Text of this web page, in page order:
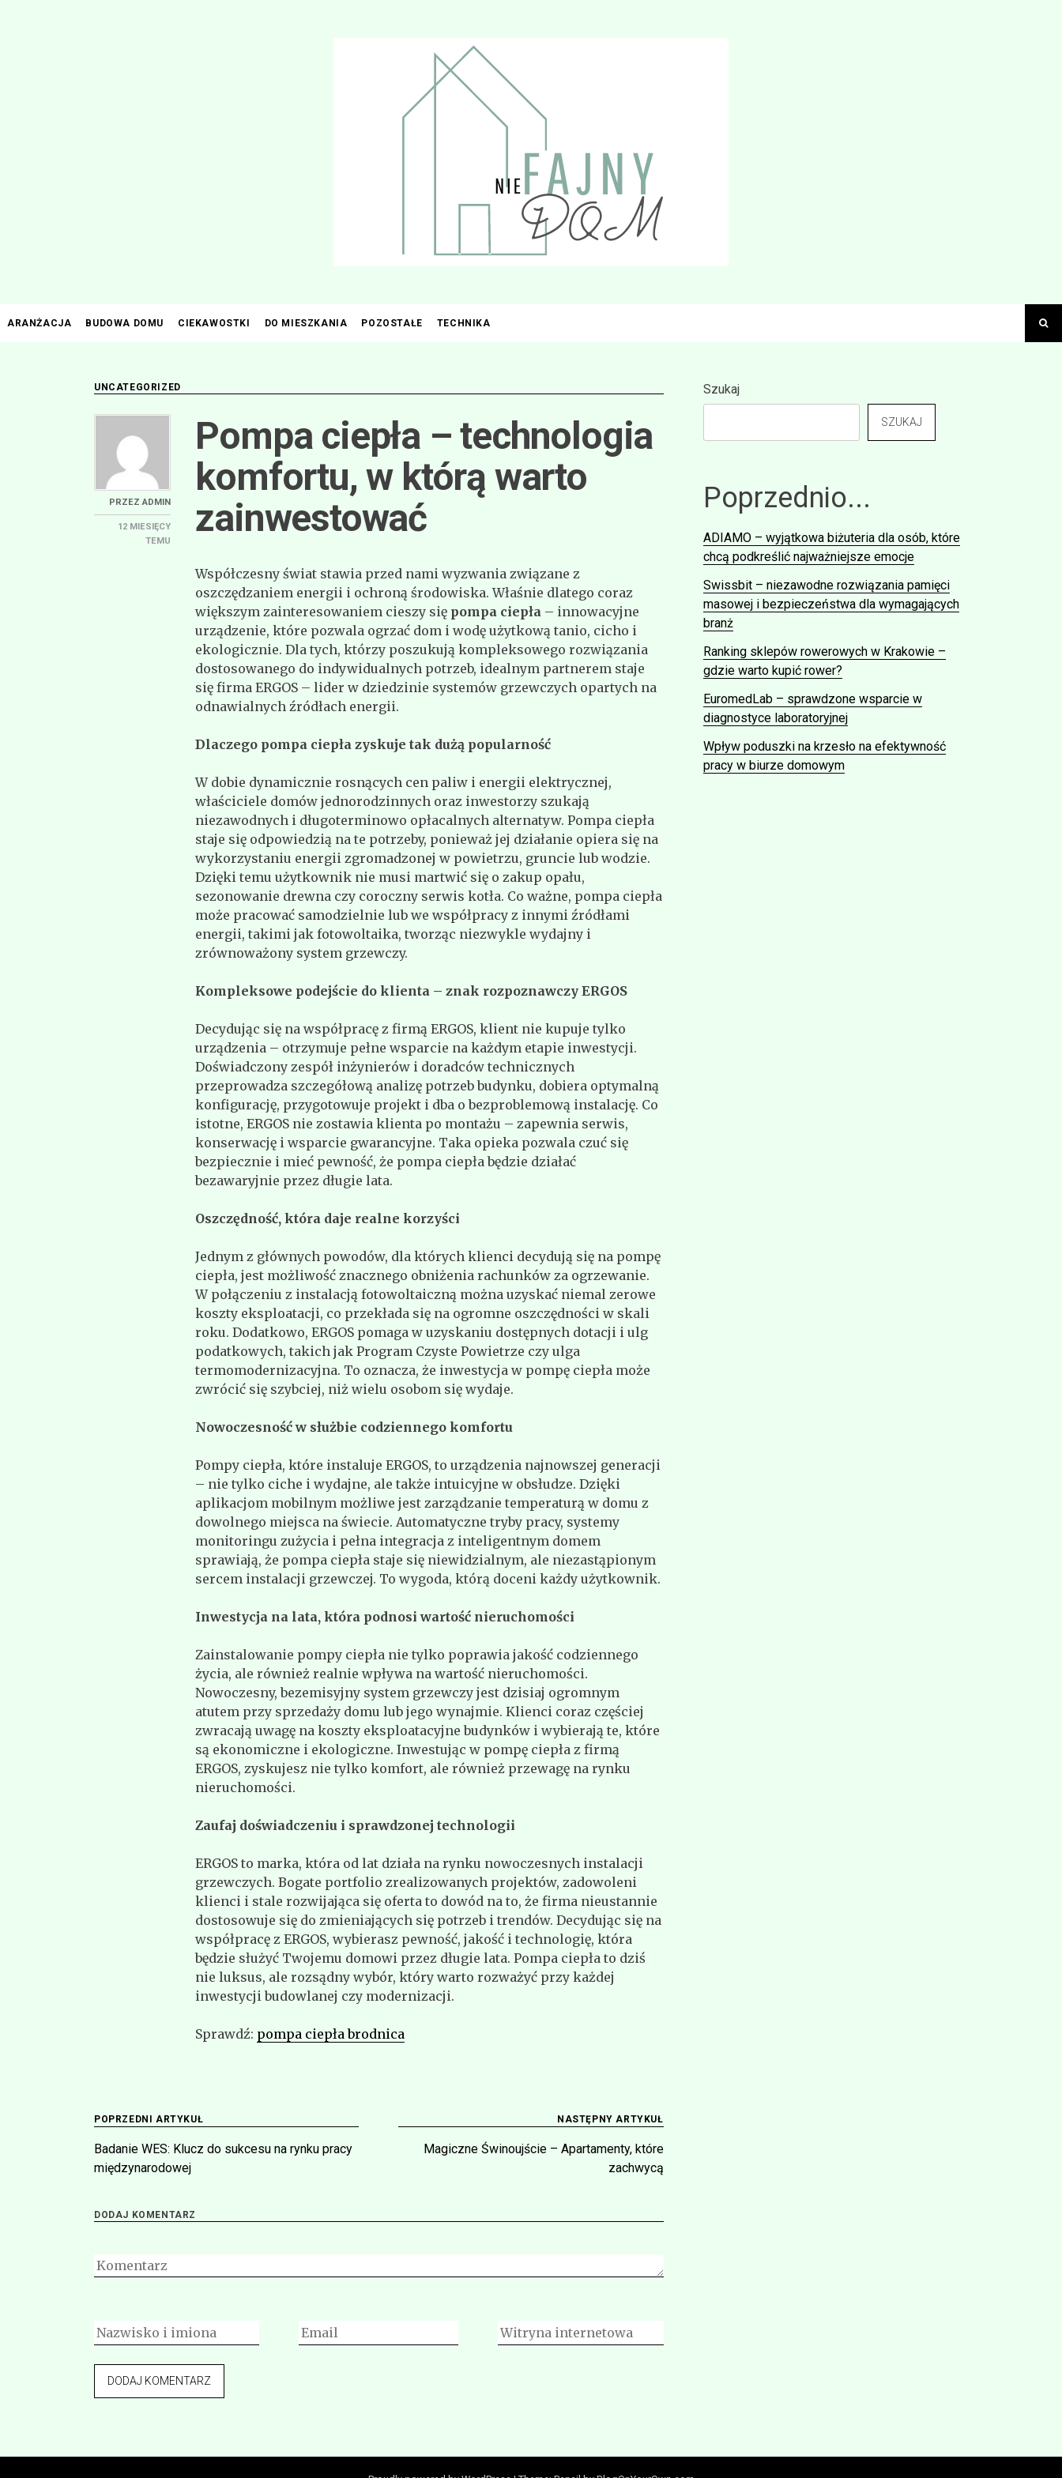
ARANŻACJA BUDOWA DOMU CIEKAWOSTKI DO MIESZKANIA POZOSTAŁE TECHNIKA
UNCATEGORIZED
PRZEZADMIN
12 MIESIĘCY
TEMU
Pompa ciepła – technologia
komfortu, w którą warto
zainwestować
Współczesny świat stawia przed nami wyzwania związane z
oszczędzaniem energii i ochroną środowiska. Właśnie dlatego coraz
większym zainteresowaniem cieszy się pompa ciepła – innowacyjne
urządzenie, które pozwala ogrzać dom i wodę użytkową tanio, cicho i
ekologicznie. Dla tych, którzy poszukują kompleksowego rozwiązania
dostosowanego do indywidualnych potrzeb, idealnym partnerem staje
się firma ERGOS – lider w dziedzinie systemów grzewczych opartych na
odnawialnych źródłach energii.
Dlaczego pompa ciepła zyskuje tak dużą popularność
W dobie dynamicznie rosnących cen paliw i energii elektrycznej,
właściciele domów jednorodzinnych oraz inwestorzy szukają
niezawodnych i długoterminowo opłacalnych alternatyw. Pompa ciepła
staje się odpowiedzią na te potrzeby, ponieważ jej działanie opiera się na
wykorzystaniu energii zgromadzonej w powietrzu, gruncie lub wodzie.
Dzięki temu użytkownik nie musi martwić się o zakup opału,
sezonowanie drewna czy coroczny serwis kotła. Co ważne, pompa ciepła
może pracować samodzielnie lub we współpracy z innymi źródłami
energii, takimi jak fotowoltaika, tworząc niezwykle wydajny i
zrównoważony system grzewczy.
Kompleksowe podejście do klienta – znak rozpoznawczy ERGOS
Decydując się na współpracę z firmą ERGOS, klient nie kupuje tylko
urządzenia – otrzymuje pełne wsparcie na każdym etapie inwestycji.
Doświadczony zespół inżynierów i doradców technicznych
przeprowadza szczegółową analizę potrzeb budynku, dobiera optymalną
konfigurację, przygotowuje projekt i dba o bezproblemową instalację. Co
istotne, ERGOS nie zostawia klienta po montażu – zapewnia serwis,
konserwację i wsparcie gwarancyjne. Taka opieka pozwala czuć się
bezpiecznie i mieć pewność, że pompa ciepła będzie działać
bezawaryjnie przez długie lata.
Oszczędność, która daje realne korzyści
Jednym z głównych powodów, dla których klienci decydują się na pompę
ciepła, jest możliwość znacznego obniżenia rachunków za ogrzewanie.
W połączeniu z instalacją fotowoltaiczną można uzyskać niemal zerowe
koszty eksploatacji, co przekłada się na ogromne oszczędności w skali
roku. Dodatkowo, ERGOS pomaga w uzyskaniu dostępnych dotacji i ulg
podatkowych, takich jak Program Czyste Powietrze czy ulga
termomodernizacyjna. To oznacza, że inwestycja w pompę ciepła może
zwrócić się szybciej, niż wielu osobom się wydaje.
Nowoczesność w służbie codziennego komfortu
Pompy ciepła, które instaluje ERGOS, to urządzenia najnowszej generacji
– nie tylko ciche i wydajne, ale także intuicyjne w obsłudze. Dzięki
aplikacjom mobilnym możliwe jest zarządzanie temperaturą w domu z
dowolnego miejsca na świecie. Automatyczne tryby pracy, systemy
monitoringu zużycia i pełna integracja z inteligentnym domem
sprawiają, że pompa ciepła staje się niewidzialnym, ale niezastąpionym
sercem instalacji grzewczej. To wygoda, którą doceni każdy użytkownik.
Inwestycja na lata, która podnosi wartość nieruchomości
Zainstalowanie pompy ciepła nie tylko poprawia jakość codziennego
życia, ale również realnie wpływa na wartość nieruchomości.
Nowoczesny, bezemisyjny system grzewczy jest dzisiaj ogromnym
atutem przy sprzedaży domu lub jego wynajmie. Klienci coraz częściej
zwracają uwagę na koszty eksploatacyjne budynków i wybierają te, które
są ekonomiczne i ekologiczne. Inwestując w pompę ciepła z firmą
ERGOS, zyskujesz nie tylko komfort, ale również przewagę na rynku
nieruchomości.
Zaufaj doświadczeniu i sprawdzonej technologii
ERGOS to marka, która od lat działa na rynku nowoczesnych instalacji
grzewczych. Bogate portfolio zrealizowanych projektów, zadowoleni
klienci i stale rozwijająca się oferta to dowód na to, że firma nieustannie
dostosowuje się do zmieniających się potrzeb i trendów. Decydując się na
współpracę z ERGOS, wybierasz pewność, jakość i technologię, która
będzie służyć Twojemu domowi przez długie lata. Pompa ciepła to dziś
nie luksus, ale rozsądny wybór, który warto rozważyć przy każdej
inwestycji budowlanej czy modernizacji.
Sprawdź: pompa ciepła brodnica
Nawigacja
wpisu
POPRZEDNI ARTYKUŁ
Badanie WES: Klucz do sukcesu na rynku pracy
międzynarodowej
NASTĘPNY ARTYKUŁ
Magiczne Świnoujście – Apartamenty, które
zachwycą
DODAJ KOMENTARZ
Szukaj
SZUKAJ
Poprzednio...
ADIAMO – wyjątkowa biżuteria dla osób, które
chcą podkreślić najważniejsze emocje
Swissbit – niezawodne rozwiązania pamięci
masowej i bezpieczeństwa dla wymagających
branż
Ranking sklepów rowerowych w Krakowie –
gdzie warto kupić rower?
EuromedLab – sprawdzone wsparcie w
diagnostyce laboratoryjnej
Wpływ poduszki na krzesło na efektywność
pracy w biurze domowym